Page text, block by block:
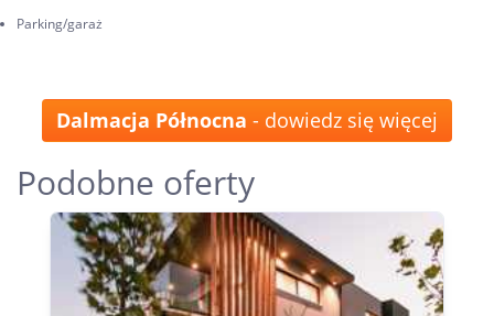
Parking/garaż
Dalmacja Północna - dowiedz się więcej
Podobne oferty